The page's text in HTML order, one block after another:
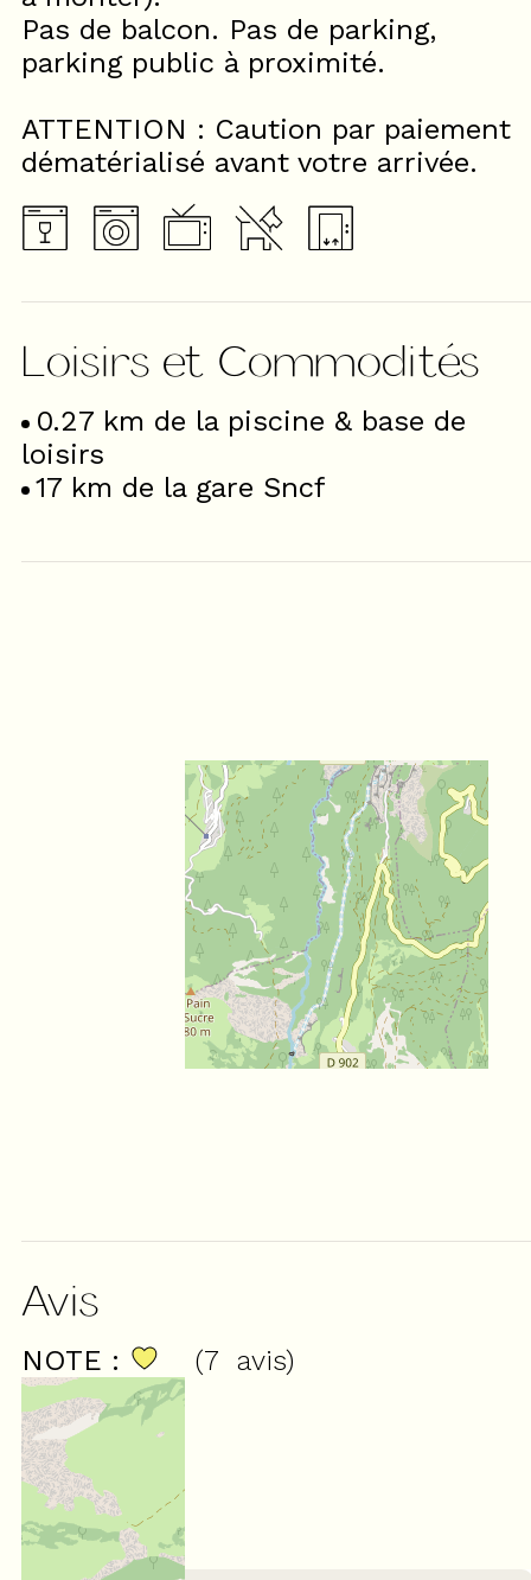
Pas de balcon. Pas de parking,
parking public à proximité.
ATTENTION : Caution par paiement
dématérialisé avant votre arrivée.
Loisirs et Commodités
0.27 km de la piscine & base de
loisirs
17 km de la gare Sncf
Avis
NOTE :
4,14
/ 5
(7 avis)